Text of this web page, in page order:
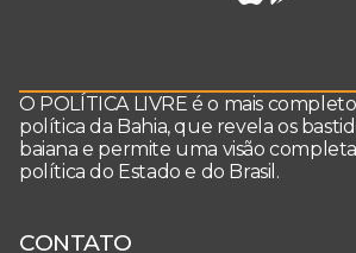
O POLÍTICA LIVRE é o mais
política da Bahia, que revela os
baiana e permite uma visão
política do Estado e do Brasil.
CONTATO